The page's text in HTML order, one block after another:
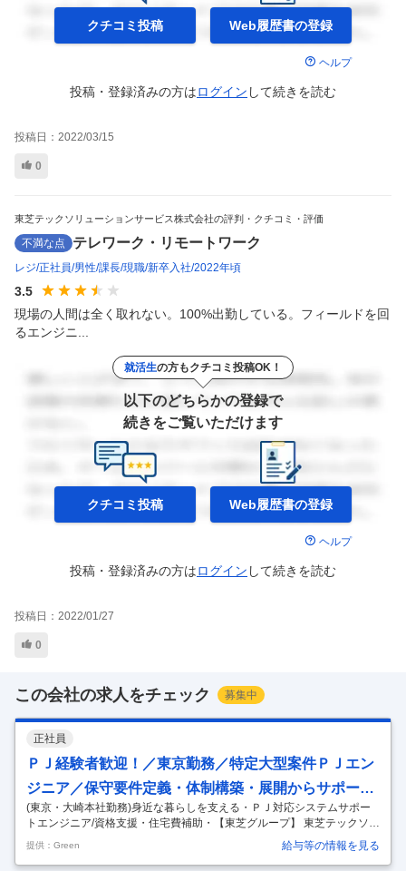
クチコミ投稿 Web履歴書の登録
ヘルプ
投稿・登録済みの方はログイン して続きを読む
投稿日： 2022/03/15
0
東芝テックソリューションサービス株式会社の評判・クチコミ・評価
不満な点 テレワーク・リモートワーク
レジ 正社員 男性 課長 現職 新卒入社 2022年頃
3.5
現場の人間は全く取れない。100%出勤している。フィールドを回
るエンジニ...
就活生の方もクチコミ投稿OK！
以下のどちらかの登録で
続きをご覧いただけます
クチコミ投稿 Web履歴書の登録
ヘルプ
投稿・登録済みの方はログイン して続きを読む
投稿日： 2022/01/27
0
この会社の求人をチェック 募集中
正社員
ＰＪ経験者歓迎！／東京勤務／特定大型案件ＰＪエン
ジニア／保守要件定義・体制構築・展開からサポート
まで
(東京・大崎本社勤務)身近な暮らしを支える・ＰＪ対応システムサポー
トエンジニア/資格支援・住宅費補助・【東芝グループ】 東芝テックソリ
ューションサービス株式会社 - トップシェアの店舗システムを支え続け
る東芝グループ会社 仕事内容 ～全国チェーンの大規模案件専門対応、お
提供：Green 給与等の情報を見る